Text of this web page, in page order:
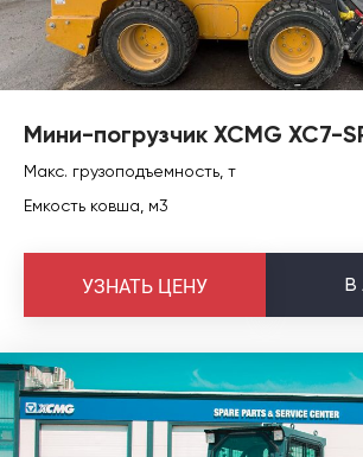
Мини-погрузчик XCMG XC7-
Макс. грузоподъемность, т
Емкость ковша, м3
В
УЗНАТЬ ЦЕНУ